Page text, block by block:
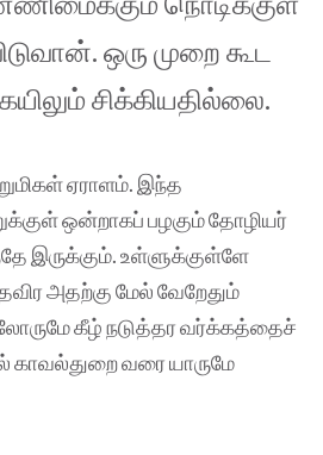
ஒரு முறை கூட
சிக்கியதில்லை.
ஏராளம். இந்த
ஒன்றாகப் பழகும் தோழியர்
இருக்கும். உள்ளுக்குள்ளே
அதற்கு மேல் வேறேதும்
கீழ் நடுத்தர வர்க்கத்தைச்
வரை யாருமே